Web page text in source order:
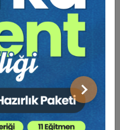
Sonraki